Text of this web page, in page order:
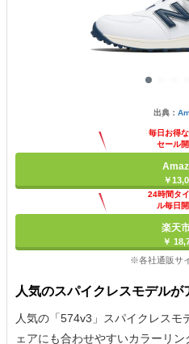
出典：
毎日お得
セール
￥
24時間タ
ル毎日
楽天
￥
※各社通販サ
人気のスパイクレスモデルが
人気の「574v3」スパイクレスモ
ェアにも合わせやすいカラーリン